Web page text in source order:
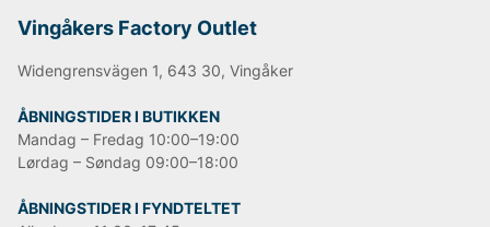
Vingåkers Factory Outlet
Widengrensvägen 1, 643 30, Vingåker
ÅBNINGSTIDER I BUTIKKEN
Mandag – Fredag 10:00–19:00
Lørdag – Søndag 09:00–18:00
ÅBNINGSTIDER I FYNDTELTET